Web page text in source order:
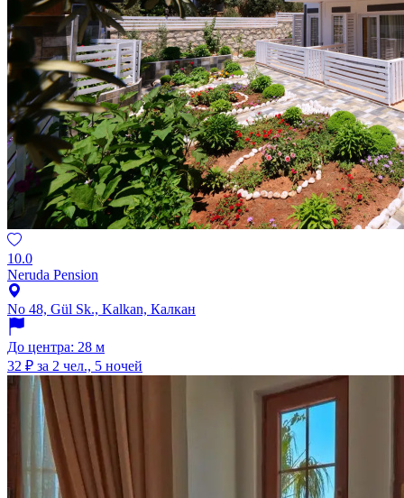
10.0
Neruda Pension
No 48, Gül Sk., Kalkan, Калкан
До центра: 28 м
32 ₽ за 2 чел., 5 ночей